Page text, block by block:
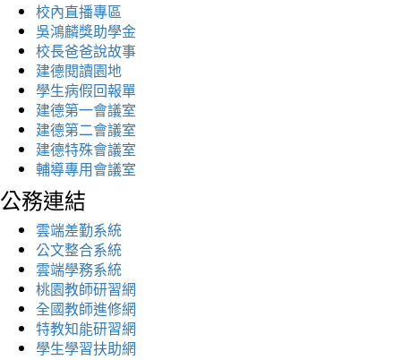
校內直播專區
吳鴻麟獎助學金
校長爸爸說故事
建德閱讀園地
學生病假回報單
建德第一會議室
建德第二會議室
建德特殊會議室
輔導專用會議室
公務連結
雲端差勤系統
公文整合系統
雲端學務系統
桃園教師研習網
全國教師進修網
特教知能研習網
學生學習扶助網